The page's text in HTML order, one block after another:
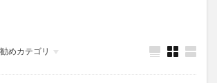
めカテゴリ
Infomation